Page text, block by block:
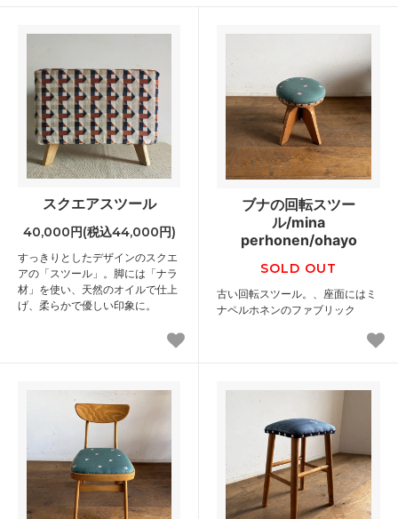
スクエアスツール
40,000円(税込44,000円)
すっきりとしたデザインのスクエ
アの「スツール」。脚には「ナラ
材」を使い、天然のオイルで仕上
げ、柔らかで優しい印象に。
ブナの回転スツー
ル/mina
perhonen/ohayo
SOLD OUT
古い回転スツール。、座面にはミ
ナペルホネンのファブリック